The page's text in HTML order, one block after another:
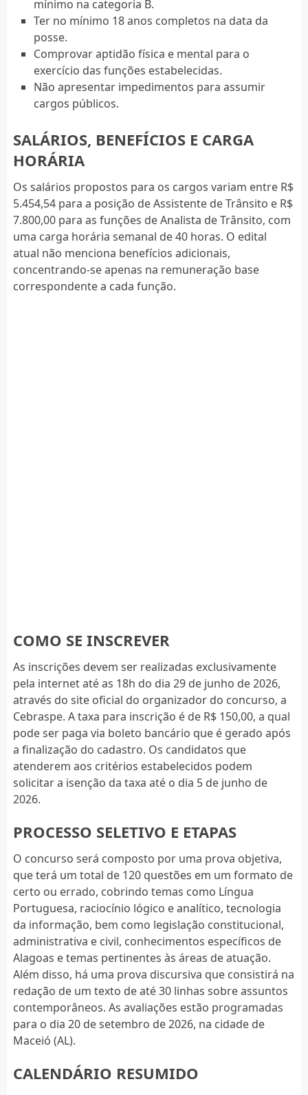
mínimo na categoria B.
Ter no mínimo 18 anos completos na data da
posse.
Comprovar aptidão física e mental para o
exercício das funções estabelecidas.
Não apresentar impedimentos para assumir
cargos públicos.
SALÁRIOS, BENEFÍCIOS E CARGA
HORÁRIA
Os salários propostos para os cargos variam entre R$
5.454,54 para a posição de Assistente de Trânsito e R$
7.800,00 para as funções de Analista de Trânsito, com
uma carga horária semanal de 40 horas. O edital
atual não menciona benefícios adicionais,
concentrando-se apenas na remuneração base
correspondente a cada função.
COMO SE INSCREVER
As inscrições devem ser realizadas exclusivamente
pela internet até as 18h do dia 29 de junho de 2026,
através do site oficial do organizador do concurso, a
Cebraspe. A taxa para inscrição é de R$ 150,00, a qual
pode ser paga via boleto bancário que é gerado após
a finalização do cadastro. Os candidatos que
atenderem aos critérios estabelecidos podem
solicitar a isenção da taxa até o dia 5 de junho de
2026.
PROCESSO SELETIVO E ETAPAS
O concurso será composto por uma prova objetiva,
que terá um total de 120 questões em um formato de
certo ou errado, cobrindo temas como Língua
Portuguesa, raciocínio lógico e analítico, tecnologia
da informação, bem como legislação constitucional,
administrativa e civil, conhecimentos específicos de
Alagoas e temas pertinentes às áreas de atuação.
Além disso, há uma prova discursiva que consistirá na
redação de um texto de até 30 linhas sobre assuntos
contemporâneos. As avaliações estão programadas
para o dia 20 de setembro de 2026, na cidade de
Maceió (AL).
CALENDÁRIO RESUMIDO